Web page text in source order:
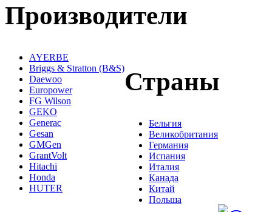
Производители
AYERBE
Briggs & Stratton (B&S)
Daewoo
Europower
FG Wilson
GEKO
Generac
Gesan
GMGen
GrantVolt
Hitachi
Honda
HUTER
Страны
Бельгия
Великобритания
Германия
Испания
Италия
Канада
Китай
Польша